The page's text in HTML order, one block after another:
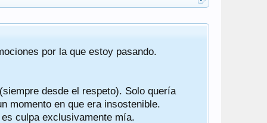
por la que estoy pasando.
desde el respeto). Solo quería
momento en que era insostenible.
culpa exclusivamente mía.